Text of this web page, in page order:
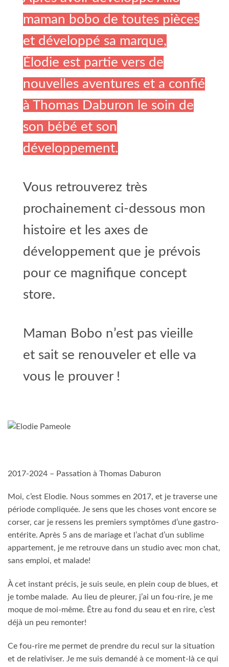
maman bobo de toutes pièces
et développé sa marque,
Élodie est partie vers de
nouvelles aventures et a confié
à Thomas Daburon le soin de
son bébé et son
développement.
Vous retrouverez très
prochainement ci-dessous mon
histoire et les axes de
développement que je prévois
pour ce magnifique concept
store.
Maman Bobo n’est pas vieille
et sait se renouveler et elle va
vous le prouver !
2017-2024 – Passation à Thomas Daburon
Moi, c’est Elodie. Nous sommes en 2017, et je traverse une
période compliquée. Je sens que les choses vont encore se
corser, car je ressens les premiers symptômes d’une gastro-
entérite. Après 5 ans de mariage et l’achat d’un sublime
appartement, je me retrouve dans un studio avec mon chat,
sans emploi, et malade!
À cet instant précis, je suis seule, en plein coup de blues, et
je tombe malade. Au lieu de pleurer, j’ai un fou-rire, je me
moque de moi-même. Être au fond du seau et en rire, c’est
déjà un peu remonter!
Ce fou-rire me permet de prendre du recul sur la situation
et de relativiser. Je me suis demandé à ce moment-là ce qui